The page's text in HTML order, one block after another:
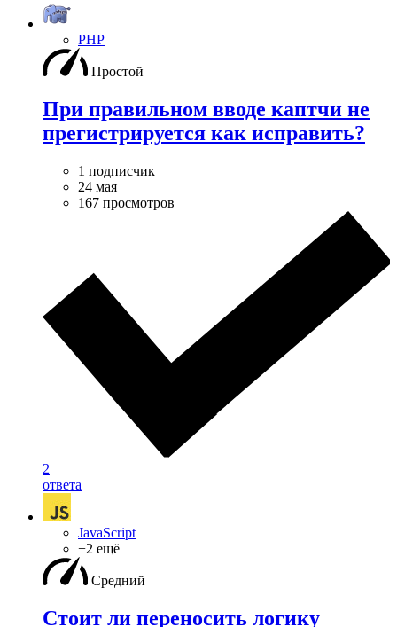
PHP
Простой
При правильном вводе каптчи не
прегистрируется как исправить?
1 подписчик
24 мая
167 просмотров
2
ответа
JavaScript
+2 ещё
Средний
Стоит ли переносить логику